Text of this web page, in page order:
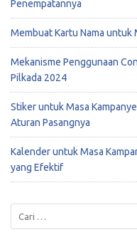
Penempatannya
Membuat Kartu Nama untuk
Mekanisme Penggunaan
Pilkada 2024
Stiker untuk Masa
Aturan Pasangnya
Kalender untuk Masa
yang Efektif